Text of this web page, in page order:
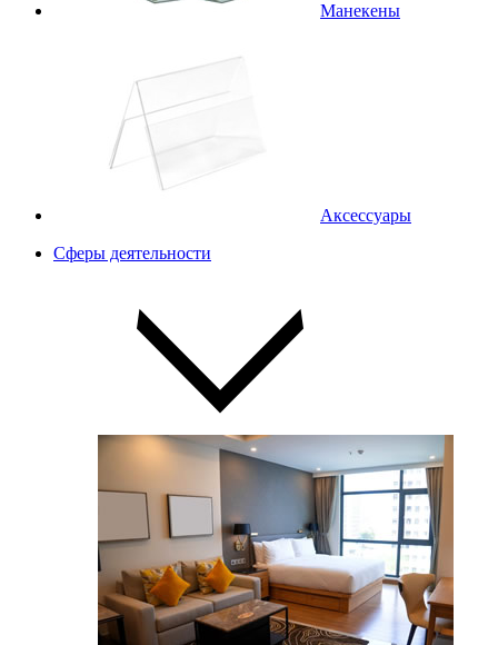
Манекены
Аксессуары
Сферы деятельности